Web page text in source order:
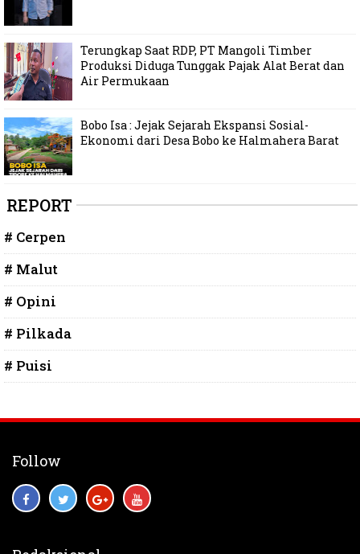
Terungkap Saat RDP, PT Mangoli Timber
Produksi Diduga Tunggak Pajak Alat Berat dan
Air Permukaan
Bobo Isa : Jejak Sejarah Ekspansi Sosial-
Ekonomi dari Desa Bobo ke Halmahera Barat
REPORT
# Cerpen
# Malut
# Opini
# Pilkada
# Puisi
Follow